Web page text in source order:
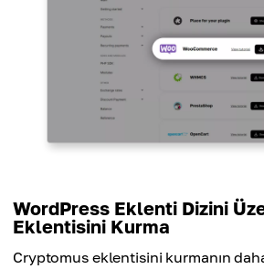
WordPress Eklenti Dizini
Eklentisini Kurma
Cryptomus eklentisini kurmanın